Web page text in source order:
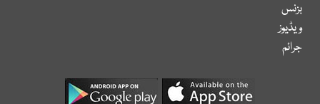
بزنس
ویڈیوز
جرائم